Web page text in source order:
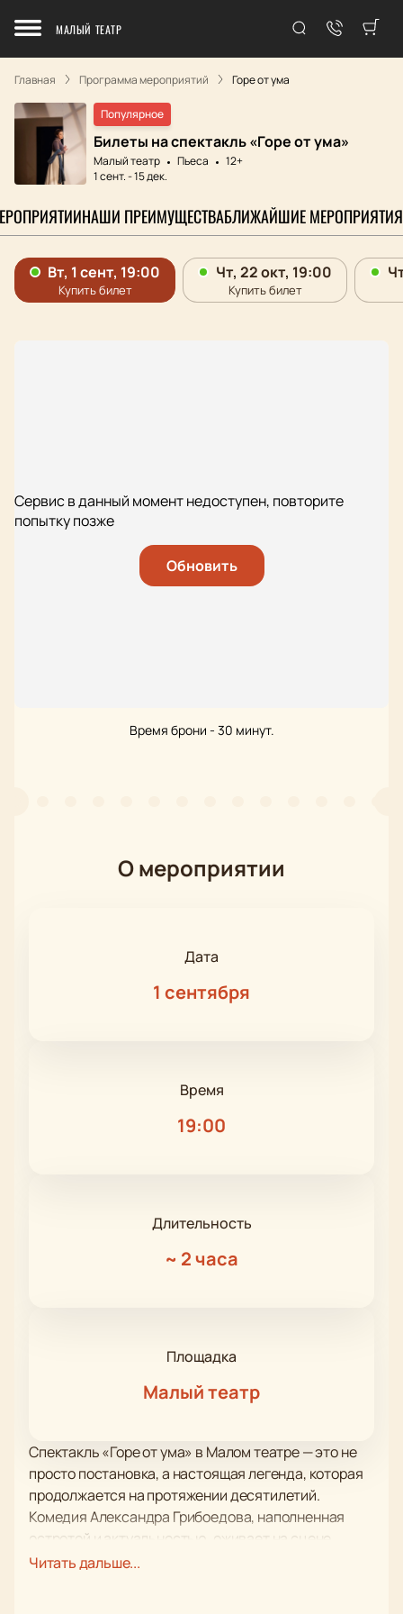
МАЛЫЙ ТЕАТР
Главная Программа мероприятий Горе от ума
Популярное
Билеты на спектакль «Горе от ума»
Малый театр Пьеса
12+
1 сент.-15 дек.
НАШИ ПРЕИМУЩЕСТВАБЛИЖАЙШИЕ МЕРОПРИЯТИЯ
Сервис в данный момент недоступен, повторите
попытку позже
Обновить
Время брони - 30 минут.
О мероприятии
Дата
1 сентября
Время
19:00
Длительность
~ 2 часа
Площадка
Малый театр
Спектакль «Горе от ума» в Малом театре — это не
просто постановка, а настоящая легенда, которая
продолжается на протяжении десятилетий.
Комедия Александра Грибоедова, наполненная
остротой и актуальностью, оживает на сцене
Малого театра под руководством режиссёра
Читать дальше...